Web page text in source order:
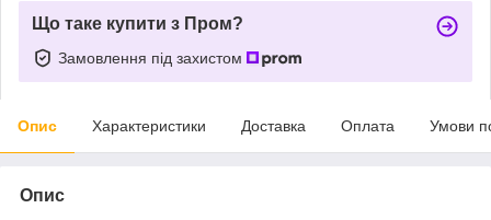
Що таке купити з Пром?
Замовлення під захистом
Опис Характеристики Доставка Оплата Умови
Опис